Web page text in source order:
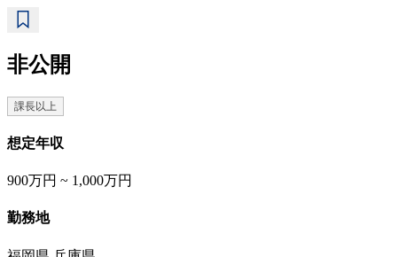
非公開
課長以上
想定年収
900万円 ~ 1,000万円
勤務地